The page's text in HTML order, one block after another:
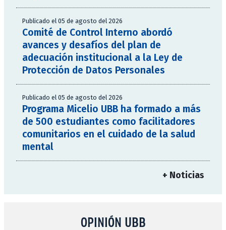
Publicado el 05 de agosto del 2026
Comité de Control Interno abordó
avances y desafíos del plan de
adecuación institucional a la Ley de
Protección de Datos Personales
Publicado el 05 de agosto del 2026
Programa Micelio UBB ha formado a más
de 500 estudiantes como facilitadores
comunitarios en el cuidado de la salud
mental
+ Noticias
OPINIÓN UBB